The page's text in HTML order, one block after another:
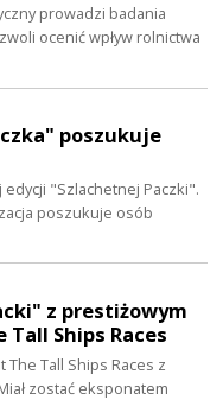
prowadzi badania
ocenić wpływ rolnictwa
poszukuje
"Szlachetnej Paczki".
poszukuje osób
z prestiżowym
Ships Races
The Tall Ships Races z
zostać eksponatem